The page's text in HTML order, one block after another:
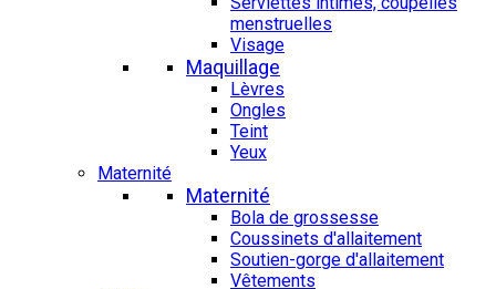
menstruelles
Visage
Maquillage
Lèvres
Ongles
Teint
Yeux
Maternité
Maternité
Bola de grossesse
Coussinets d'allaitement
Soutien-gorge d'allaitement
Vêtements